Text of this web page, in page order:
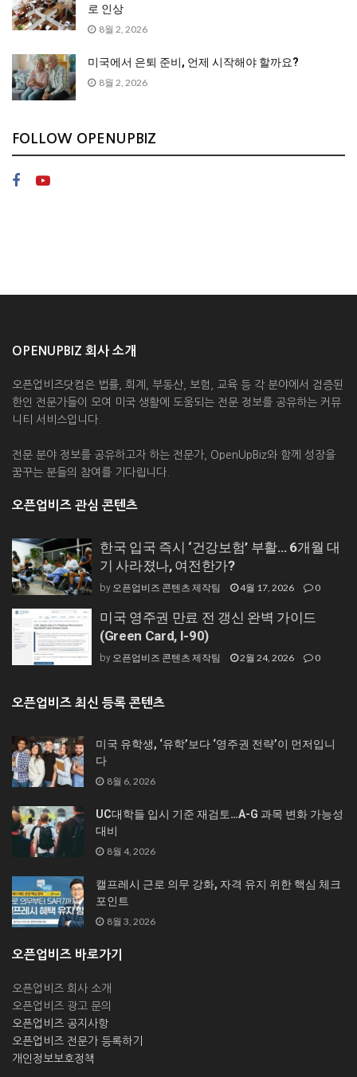
로 인상
8월 2, 2026
미국에서 은퇴 준비, 언제 시작해야 할까요?
8월 2, 2026
FOLLOW OPENUPBIZ
OPENUPBIZ 회사 소개
오픈업비즈닷컴은 법률, 회계, 부동산, 보험, 교육 등 각 분야에서 검증된
한인 전문가들이 모여 미국 생활에 도움되는 전문 정보를 공유하는 커뮤
니티 서비스입니다.
전문 분야 정보를 공유하고자 하는 전문가, OpenUpBiz와 함께 성장을
꿈꾸는 분들의 참여를 기다립니다.
오픈업비즈 관심 콘텐츠
한국 입국 즉시 ‘건강보험’ 부활… 6개월 대
기 사라졌나, 여전한가?
by 오픈업비즈 콘텐츠 제작팀 4월 17, 2026 0
미국 영주권 만료 전 갱신 완벽 가이드
(Green Card, I-90)
by 오픈업비즈 콘텐츠 제작팀 2월 24, 2026 0
오픈업비즈 최신 등록 콘텐츠
미국 유학생, ‘유학’보다 ‘영주권 전략’이 먼저입니
다
8월 6, 2026
UC대학들 입시 기준 재검토…A-G 과목 변화 가능성
대비
8월 4, 2026
캘프레시 근로 의무 강화, 자격 유지 위한 핵심 체크
포인트
8월 3, 2026
오픈업비즈 바로가기
오픈업비즈 회사 소개
오픈업비즈 광고 문의
오픈업비즈 공지사항
오픈업비즈 전문가 등록하기
개인정보보호정책